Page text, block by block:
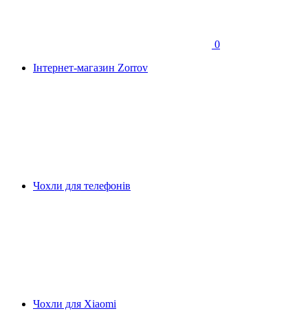
0
Інтернет-магазин Zorrov
Чохли для телефонів
Чохли для Xiaomi